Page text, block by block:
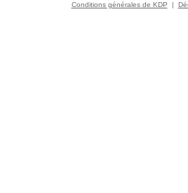
Conditions générales de KDP |